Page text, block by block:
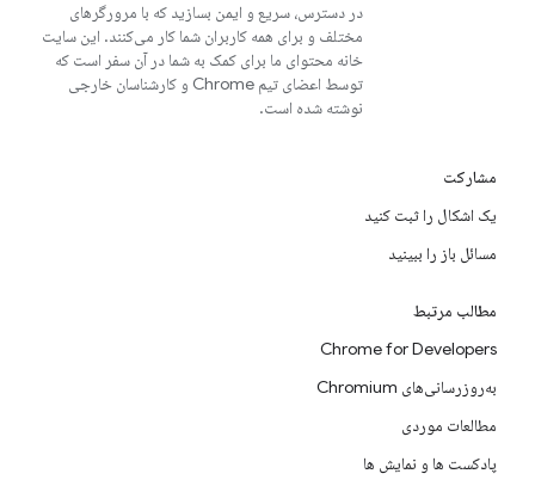
در دسترس، سریع و ایمن بسازید که با مرورگرهای
مختلف و برای همه کاربران شما کار می‌کنند. این سایت
خانه محتوای ما برای کمک به شما در آن سفر است که
توسط اعضای تیم Chrome و کارشناسان خارجی
نوشته شده است.
مشارکت
یک اشکال را ثبت کنید
مسائل باز را ببینید
مطالب مرتبط
Chrome for Developers
به‌روزرسانی‌های Chromium
مطالعات موردی
پادکست ها و نمایش ها